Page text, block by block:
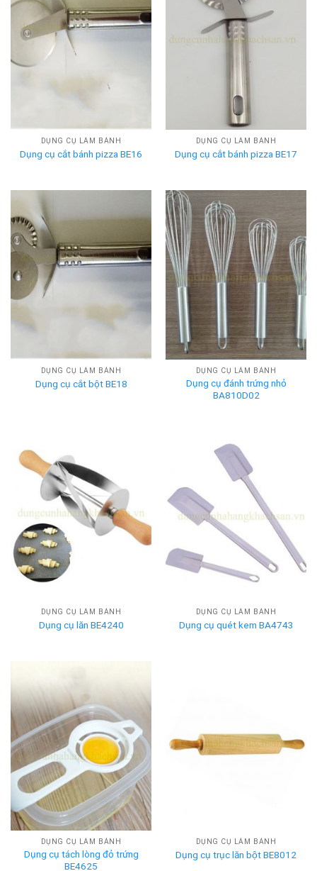
DỤNG CỤ LÀM BÁNH
Dụng cụ cắt bánh pizza BE16
DỤNG CỤ LÀM BÁNH
Dụng cụ cắt bánh pizza BE17
DỤNG CỤ LÀM BÁNH
Dụng cụ cắt bột BE18
DỤNG CỤ LÀM BÁNH
Dụng cụ đánh trứng nhỏ
BA810D02
DỤNG CỤ LÀM BÁNH
Dụng cụ lăn BE4240
DỤNG CỤ LÀM BÁNH
Dụng cụ quét kem BA4743
DỤNG CỤ LÀM BÁNH
Dụng cụ tách lòng đỏ trứng
BE4625
DỤNG CỤ LÀM BÁNH
Dụng cụ trục lăn bột BE8012